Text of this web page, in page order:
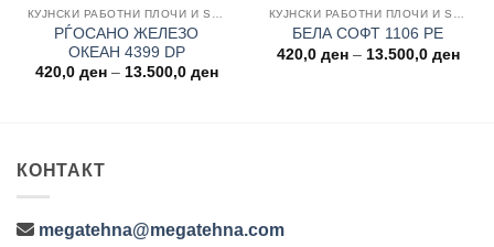
РЃОСАНО ЖЕЛЕЗО
ОКЕАН 4399 DP
420,0 ден – 13.500,0 денPrice
БЕЛА СОФТ 1106 PE
420,0 ден – 13.500,0 денPrice
КОНТАКТ
megatehna@megatehna.com